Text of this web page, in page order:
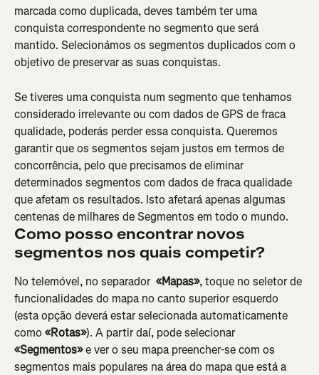
marcada como duplicada, deves também ter uma
conquista correspondente no segmento que será
mantido. Selecionámos os segmentos duplicados com o
objetivo de preservar as suas conquistas.
Se tiveres uma conquista num segmento que tenhamos
considerado irrelevante ou com dados de GPS de fraca
qualidade, poderás perder essa conquista. Queremos
garantir que os segmentos sejam justos em termos de
concorrência, pelo que precisamos de eliminar
determinados segmentos com dados de fraca qualidade
que afetam os resultados. Isto afetará apenas algumas
centenas de milhares de Segmentos em todo o mundo.
Como posso encontrar novos
segmentos nos quais competir?
No telemóvel, no separador «Mapas», toque no seletor de
funcionalidades do mapa no canto superior esquerdo
(esta opção deverá estar selecionada automaticamente
como «Rotas»). A partir daí, pode selecionar
«Segmentos» e ver o seu mapa preencher-se com os
segmentos mais populares na área do mapa que está a